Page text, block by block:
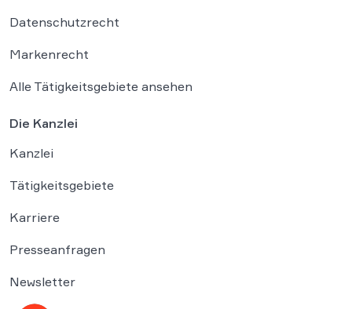
Datenschutzrecht
Markenrecht
Alle Tätigkeitsgebiete ansehen
Die Kanzlei
Kanzlei
Tätigkeitsgebiete
Karriere
Presseanfragen
Newsletter